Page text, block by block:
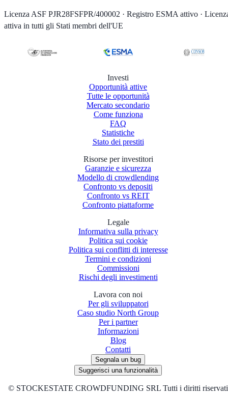
Licenza ASF PJR28FSFPR/400002 · Registro ESMA attivo ·
attiva in tutti gli Stati membri dell'UE
Investi
Opportunità attive
Tutte le opportunità
Mercato secondario
Come funziona
FAQ
Statistiche
Stato dei prestiti
Risorse per investitori
Garanzie e sicurezza
Modello di crowdlending
Confronto vs depositi
Confronto vs REIT
Confronto piattaforme
Legale
Informativa sulla privacy
Politica sui cookie
Politica sui conflitti di interesse
Termini e condizioni
Commissioni
Rischi degli investimenti
Lavora con noi
Per gli sviluppatori
Caso studio North Group
Per i partner
Informazioni
Blog
Contatti
Segnala un bug
Suggerisci una funzionalità
© STOCKESTATE CROWDFUNDING SRL Tutti i diritti riservati